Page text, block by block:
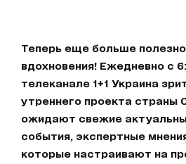
Теперь еще больше
вдохновения! Ежедневно с
телеканале 1+1 Украина
утреннего проекта страны
ожидают свежие
события, экспертные
которые настраивают на